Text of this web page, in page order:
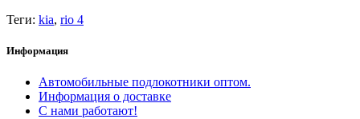
Теги: kia, rio 4
Информация
Автомобильные подлокотники оптом.
Информация о доставке
С нами работают!